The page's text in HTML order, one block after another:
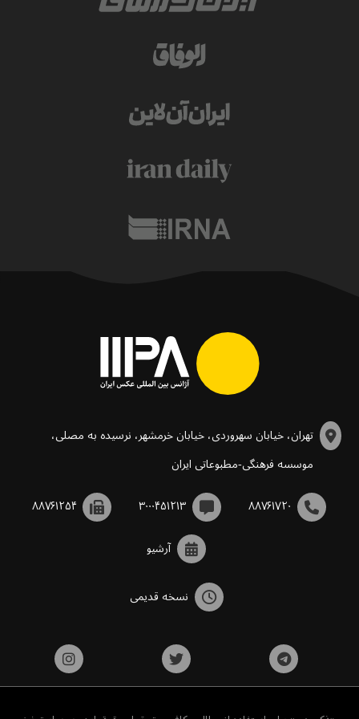
تهران، خیابان سهروردی، خیابان خرمشهر، نرسیده به مصلی،
موسسه فرهنگی-مطبوعاتی ایران
۸۸۷۶۱۷۲۰ ۳۰۰۰۴۵۱۲۱۳ ۸۸۷۶۱۲۵۴
آرشیو
نسخه قدیمی